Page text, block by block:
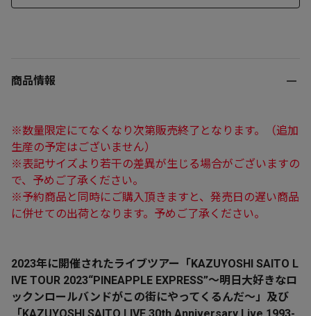
商品情報
※数量限定にてなくなり次第販売終了となります。（追加
生産の予定はございません）
※表記サイズより若干の差異が生じる場合がございますの
で、予めご了承ください。
※予約商品と同時にご購入頂きますと、発売日の遅い商品
に併せての出荷となります。予めご了承ください。
2023年に開催されたライブツアー「KAZUYOSHI SAITO L
IVE TOUR 2023“PINEAPPLE EXPRESS”〜明日大好きなロ
ックンロールバンドがこの街にやってくるんだ〜」及び